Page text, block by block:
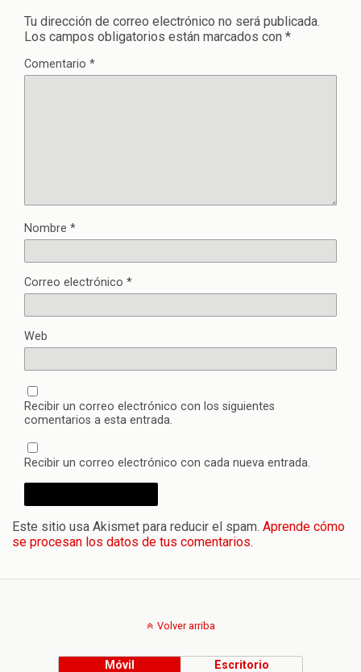
Tu dirección de correo electrónico no será publicada.
Los campos obligatorios están marcados con *
Comentario *
Nombre *
Correo electrónico *
Web
Recibir un correo electrónico con los siguientes
comentarios a esta entrada.
Recibir un correo electrónico con cada nueva entrada.
Este sitio usa Akismet para reducir el spam. Aprende cómo
se procesan los datos de tus comentarios.
Volver arriba
Móvil Escritorio